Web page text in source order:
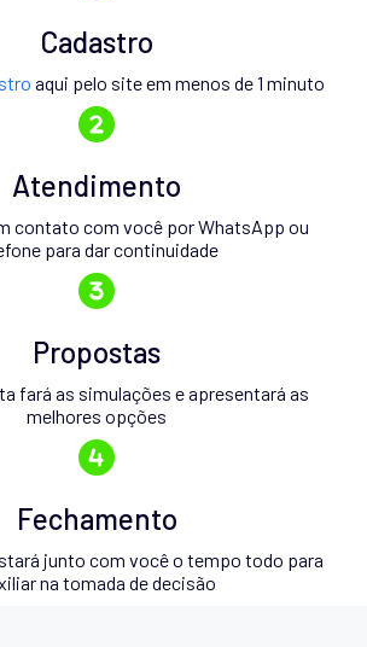
Cadastro
aqui pelo site em menos de 1 minuto
Atendimento
contato com você por WhatsApp ou
para dar continuidade
Propostas
fará as simulações e apresentará as
melhores opções
Fechamento
junto com você o tempo todo para
na tomada de decisão